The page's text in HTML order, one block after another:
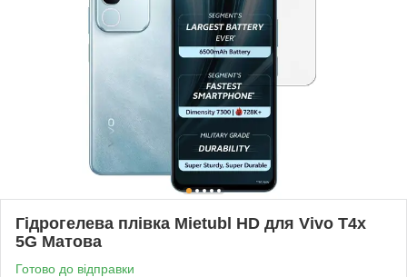
Гідрогелева плівка Mietubl HD для Vivo T4x
5G Матова
Готово до відправки